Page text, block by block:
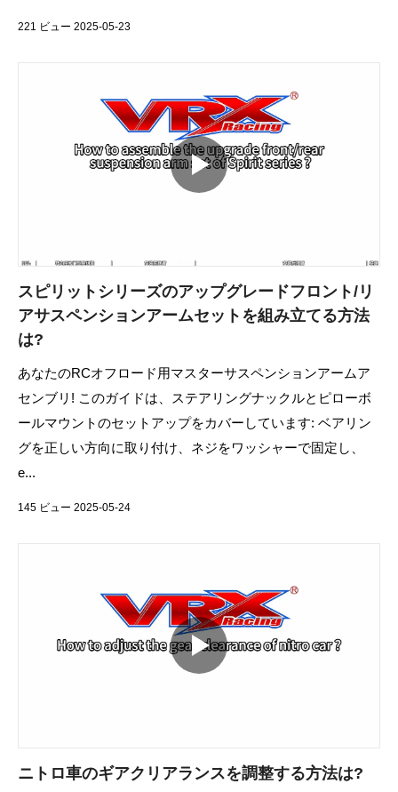
221 ビュー 2025-05-23
スピリットシリーズのアップグレードフロント/リ
アサスペンションアームセットを組み立てる方法
は?
あなたのRCオフロード用マスターサスペンションアームア
センブリ! このガイドは、ステアリングナックルとピローボ
ールマウントのセットアップをカバーしています: ベアリン
グを正しい方向に取り付け、ネジをワッシャーで固定し、
e...
145 ビュー 2025-05-24
ニトロ車のギアクリアランスを調整する方法は?